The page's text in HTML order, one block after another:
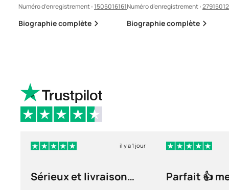
Numéro d’enregistrement :1505016161
Biographie complète
Numéro d’enregistrement :
Biographie complète
il y a 1 jour
Sérieux et livraison
Parfait 👍